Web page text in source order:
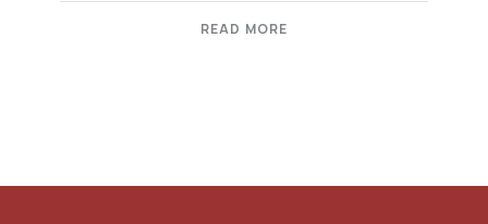
READ MORE